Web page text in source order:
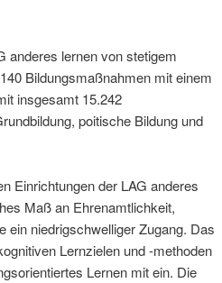
anderes lernen von stetigem
Bildungsmaßnahmen mit einem
insgesamt 15.242
poitische Bildung und
Einrichtungen der LAG anderes
Maß an Ehrenamtlichkeit,
ein niedrigschwelliger Zugang. Das
Lernzielen und -methoden
Lernen mit ein. Die